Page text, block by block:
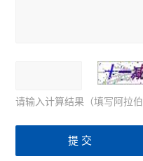
请输入计算结果（填写阿拉